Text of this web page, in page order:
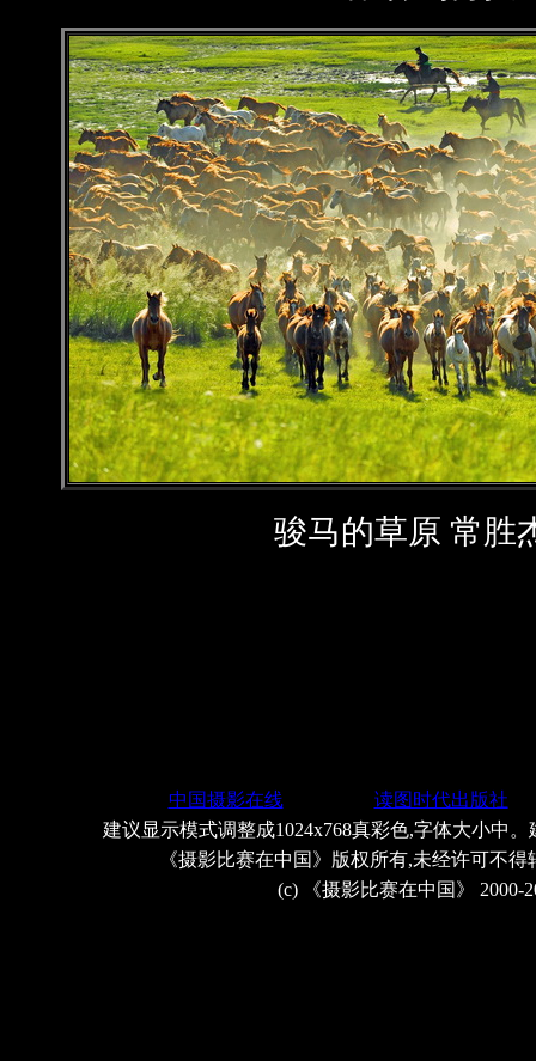
骏马的草原 常胜
中国摄影在线
读图时代出版社
建议显示模式调整成1024x768真彩色,字体大小中
《摄影比赛在中国》版权所有,未经许可不
(c) 《摄影比赛在中国》 2000-